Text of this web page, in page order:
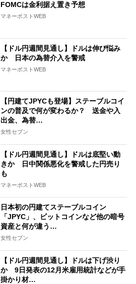
FOMCは金利据え置き予想
マネーポストWEB
【ドル円週間見通し】ドルは伸び悩み
か 日本の為替介入を警戒
マネーポストWEB
【円建てJPYCも登場】ステーブルコイ
ンの普及で何が変わるか？ 送金や入
出金、為替…
女性セブン
【ドル円週間見通し】ドルは底堅い動
きか 日中関係悪化を警戒した円売り
も
マネーポストWEB
日本初の円建てステーブルコイン
「JPYC」、ビットコインなど他の暗号
資産と何が違う…
女性セブン
【ドル円週間見通し】ドルは下げ渋り
か 9日発表の12月米雇用統計などが手
掛かり材…